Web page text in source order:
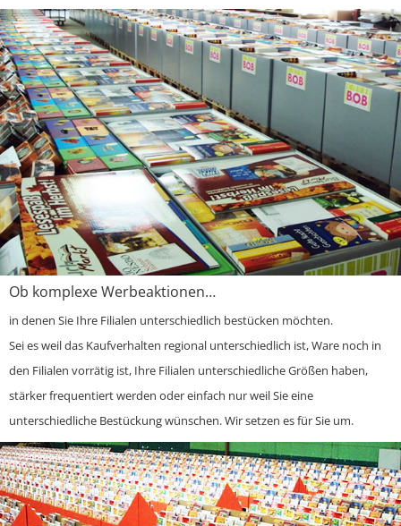
Ob komplexe Werbeaktionen…
in denen Sie Ihre Filialen unterschiedlich bestücken möchten.
Sei es weil das Kaufverhalten regional unterschiedlich ist, Ware noch in
den Filialen vorrätig ist, Ihre Filialen unterschiedliche Größen haben,
stärker frequentiert werden oder einfach nur weil Sie eine
unterschiedliche Bestückung wünschen. Wir setzen es für Sie um.